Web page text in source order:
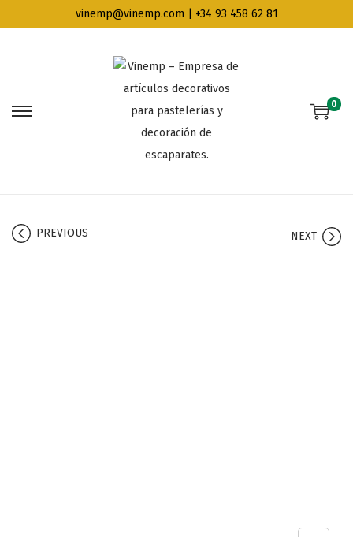
vinemp@vinemp.com | +34 93 458 62 81
0
PREVIOUS NEXT